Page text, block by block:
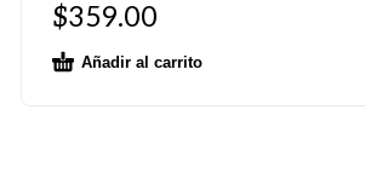
$359.00
Añadir al carrito